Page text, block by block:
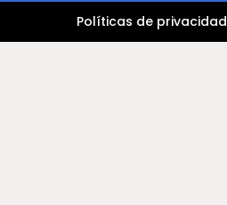
Políticas de privacidad